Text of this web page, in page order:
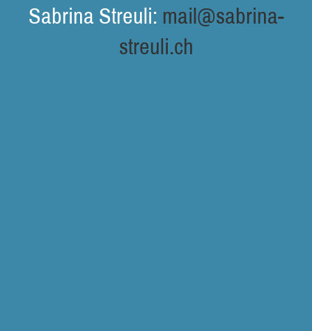
Sabrina Streuli: mail@sabrina-
streuli.ch